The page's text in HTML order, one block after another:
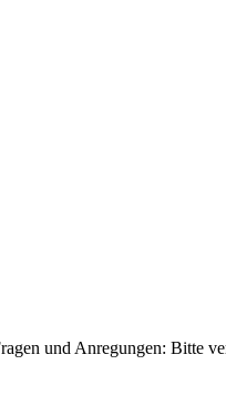
und Anregungen: Bitte